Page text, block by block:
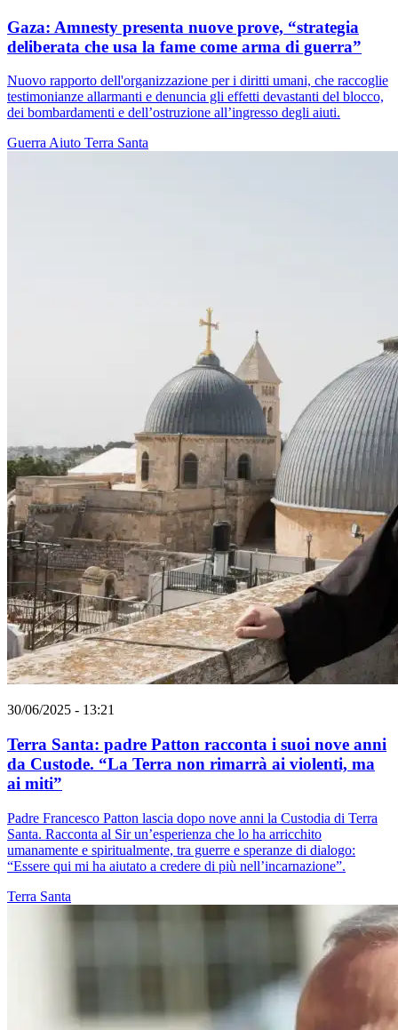
Gaza: Amnesty presenta nuove prove, “strategia
deliberata che usa la fame come arma di guerra”
Nuovo rapporto dell'organizzazione per i diritti umani, che raccoglie
testimonianze allarmanti e denuncia gli effetti devastanti del blocco,
dei bombardamenti e dell’ostruzione all’ingresso degli aiuti.
Guerra Aiuto Terra Santa
30/06/2025 - 13:21
Terra Santa: padre Patton racconta i suoi nove anni
da Custode. “La Terra non rimarrà ai violenti, ma
ai miti”
Padre Francesco Patton lascia dopo nove anni la Custodia di Terra
Santa. Racconta al Sir un’esperienza che lo ha arricchito
umanamente e spiritualmente, tra guerre e speranze di dialogo:
“Essere qui mi ha aiutato a credere di più nell’incarnazione”.
Terra Santa